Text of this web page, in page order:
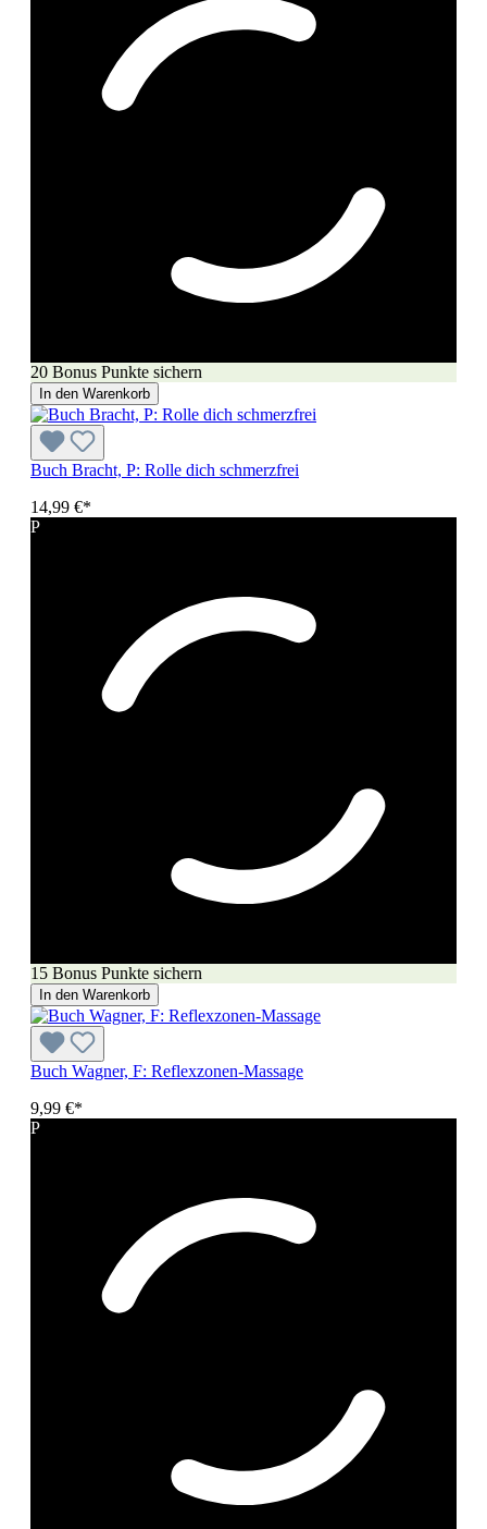
20 Bonus Punkte sichern
In den Warenkorb
Buch Bracht, P: Rolle dich schmerzfrei
14,99 €*
P
15 Bonus Punkte sichern
In den Warenkorb
Buch Wagner, F: Reflexzonen-Massage
9,99 €*
P